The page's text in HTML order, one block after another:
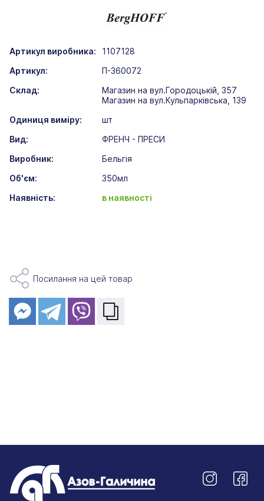
Артикул виробника:
1107128
Артикул:
П-360072
Склад:
Магазин на вул.Городоцькій, 357
Магазин на вул.Кульпарківська, 139
Одиниця виміру:
шт
Вид:
ФРЕНЧ - ПРЕСИ
Виробник:
Бельгія
Об'єм:
350мл
Наявність:
в наявності
Посилання на цей товар